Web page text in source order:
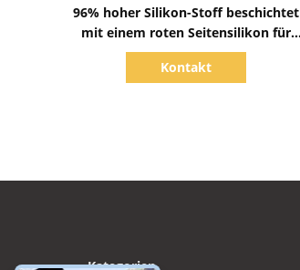
96% hoher Silikon-Stoff beschichtet
mit einem roten Seitensilikon für
feuerfestes
Kontakt
Kategorien